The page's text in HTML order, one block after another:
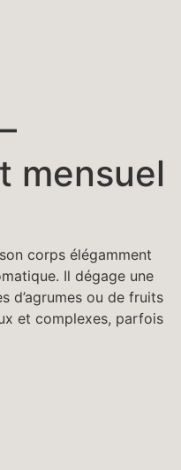
mensuel
corps élégamment
Il dégage une
d’agrumes ou de fruits
et complexes, parfois